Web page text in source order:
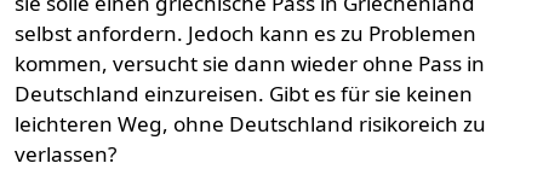
selbst anfordern. Jedoch kann es zu Problemen
kommen, versucht sie dann wieder ohne Pass in
Deutschland einzureisen. Gibt es für sie keinen
leichteren Weg, ohne Deutschland risikoreich zu
verlassen?